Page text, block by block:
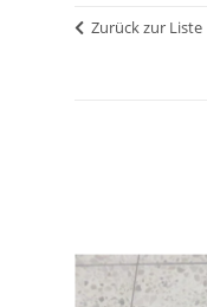
Zurück zur Liste